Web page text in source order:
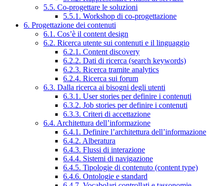
5.5. Co-progettare le soluzioni
5.5.1. Workshop di co-progettazione
6. Progettazione dei contenuti
6.1. Cos’è il content design
6.2. Ricerca utente sui contenuti e il linguaggio
6.2.1. Content discovery
6.2.2. Dati di ricerca (search keywords)
6.2.3. Ricerca tramite analytics
6.2.4. Ricerca sui forum
6.3. Dalla ricerca ai bisogni degli utenti
6.3.1. User stories per definire i contenuti
6.3.2. Job stories per definire i contenuti
6.3.3. Criteri di accettazione
6.4. Architettura dell’informazione
6.4.1. Definire l’architettura dell’informazione
6.4.2. Alberatura
6.4.3. Flussi di interazione
6.4.4. Sistemi di navigazione
6.4.5. Tipologie di contenuto (content type)
6.4.6. Ontologie e standard